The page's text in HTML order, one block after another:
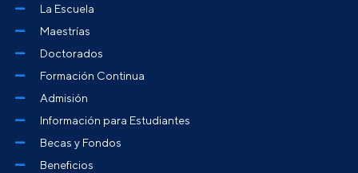
La Escuela
Maestrías
Doctorados
Formación Continua
Admisión
Información para Estudiantes
Becas y Fondos
Beneficios